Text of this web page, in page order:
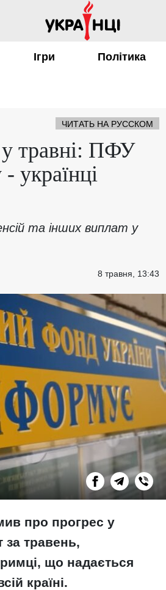
Ігри Політика
ЧИТАТЬ НА РУССКОМ
у травні: ПФУ
українці
та інших виплат у
8 травня, 13:43
про прогрес у
за травень,
що надається
країні.